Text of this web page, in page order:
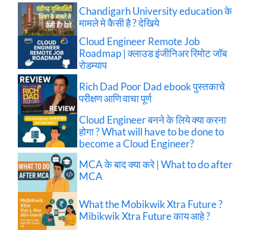
Chandigarh University education के
मामले मे कैसी है ? देखिये
Cloud Engineer Remote Job
Roadmap | क्लाउड इंजीनिअर रिमोट जॉब
रोडम्याप
Rich Dad Poor Dad ebook पुस्तकाचे
परीक्षण आणि वाचा पूर्ण
Cloud Engineer बनने के लिये क्या करना
होगा ? What will have to be done to
become a Cloud Engineer?
MCA के बाद क्या करे | What to do after
MCA
What the Mobikwik Xtra Future ?
Mibikwik Xtra Future काय आहे ?